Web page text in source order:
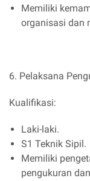
Memiliki
organisasi dan
6. Pelaksana
Kualifikasi:
Laki-laki.
S1 Teknik Sipil.
Memiliki
pengukuran